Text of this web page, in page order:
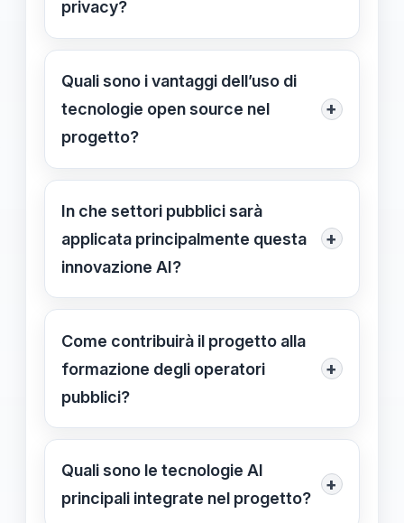
privacy?
Il progetto adotterà strumenti
conformi alle normative europee e
internazionali sulla privacy,
garantendo la protezione dei dati
l'implementazione delle tecnologie AI.
Quali sono i vantaggi dell’uso di
tecnologie open source nel
progetto?
+
L’open source favorisce trasparenza,
collaborazione tra istituzioni e
controllo sui sistemi, garantendo
autonomia e sicurezza nell’uso delle
In che settori pubblici sarà
applicata principalmente questa
innovazione AI?
+
L’innovazione AI verrà applicata
principalmente in sanità, trasporti,
amministrazione pubblica e gestione
delle infrastrutture.
Come contribuirà il progetto alla
formazione degli operatori
pubblici?
+
Verranno sviluppati programmi di
formazione continua per gli operatori
pubblici, migliorando le competenze
Quali sono le tecnologie AI
principali integrate nel progetto?
+